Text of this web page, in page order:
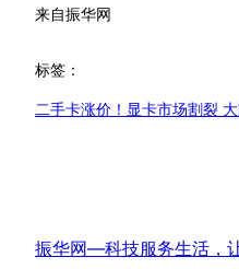
来自振华网
标签：
二手卡涨价！显卡市场割裂
振华网—科技服务生活，